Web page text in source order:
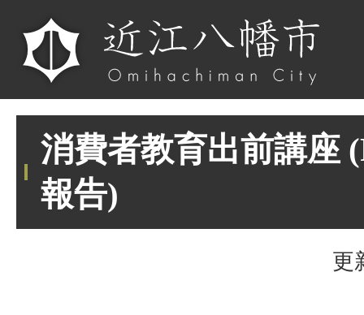
消費者教育出前講座
報告)
更